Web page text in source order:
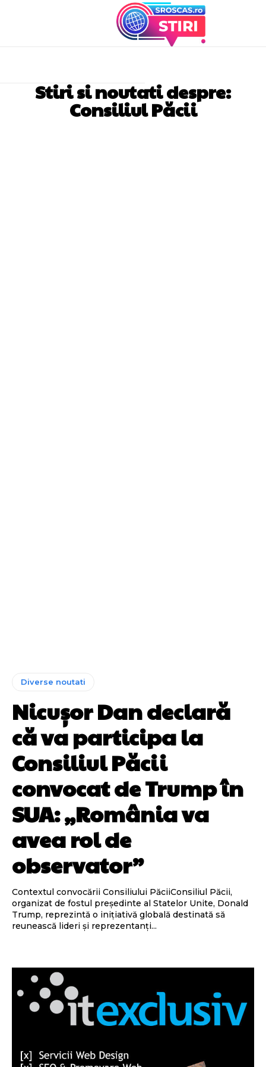
Stiri si noutati despre:
Consiliul Păcii
Diverse noutati
Nicușor Dan declară
că va participa la
Consiliul Păcii
convocat de Trump în
SUA: „România va
avea rol de
observator”
Contextul convocării Consiliului PăciiConsiliul Păcii,
organizat de fostul președinte al Statelor Unite, Donald
Trump, reprezintă o inițiativă globală destinată să
reunească lideri și reprezentanți...